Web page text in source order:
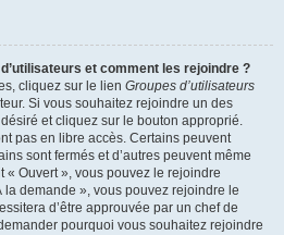
et comment les rejoindre ?
cliquez sur le lien Groupes d’utilisateurs
Si vous souhaitez rejoindre un des
et cliquez sur le bouton approprié.
pas en libre accès. Certains peuvent
sont fermés et d’autres peuvent même
« Ouvert », vous pouvez le rejoindre
la demande », vous pouvez rejoindre le
d’être approuvée par un chef de
pourquoi vous souhaitez rejoindre